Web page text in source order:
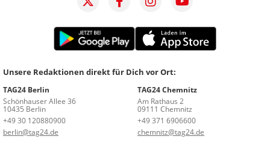
Unsere Redaktionen direkt für Dich vor Ort:
TAG24 Berlin
Schönhauser Allee 36
10435 Berlin
+49 30 120880900
berlin@tag24.de
TAG24 Chemnitz
Am Rathaus 2
09111 Chemnitz
+49 371 6906600
chemnitz@tag24.de